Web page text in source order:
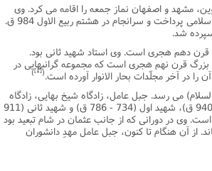
معنوی
مطالعات معنوی
معنوی
مشهد و اصفهان نماز جمعه را اقامه مى کرد. وى
پس از سفر حج آهنگ بحرین نمود و تا آخر عمر در آنجا به تبلیغ فرهنگ اسلامى پرداخت و سرانجام در هشتم ربیع الاول 984 ق.
شد.
935 ق.) نیز از علماى بزرگ قرن دهم هجرى است. وى استاد شهید ثانى بود.
بهایى نیز از علماى بزرگ قرن نهم هجرى است که مجموعه گرانبهایى در
در آخر مجلّدات بحار الانوار آورده است.(
[1]
)
مى رسد. جبل عامل، زادگاه شیخ بهایى، زادگاه
مجتهدان، دانشمندان و نویسندگان بزرگ شیعى مانندمحقق ثانى (متوفاى 940 ق)، شهید اول (734 - 786 ق) و شهید ثانى (911
وى در دورانى که از جانب عثمان در شام تبعید بود
از آن هنگام تا کنون، جبل عامل مهدِ دانشوران